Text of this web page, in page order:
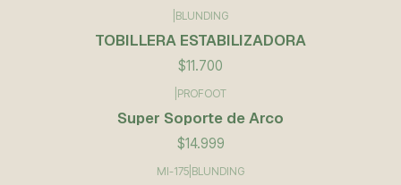
BLUNDING
TOBILLERA ESTABILIZADORA
$11.700
PROFOOT
Super Soporte de Arco
$14.999
MI-175 BLUNDING